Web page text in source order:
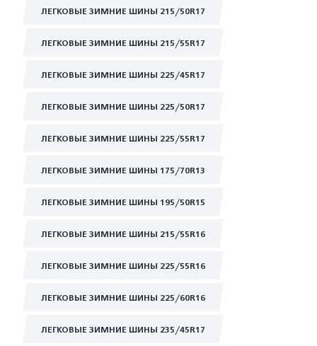
ЛЕГКОВЫЕ ЗИМНИЕ ШИНЫ 215/50R17
ЛЕГКОВЫЕ ЗИМНИЕ ШИНЫ 215/55R17
ЛЕГКОВЫЕ ЗИМНИЕ ШИНЫ 225/45R17
ЛЕГКОВЫЕ ЗИМНИЕ ШИНЫ 225/50R17
ЛЕГКОВЫЕ ЗИМНИЕ ШИНЫ 225/55R17
ЛЕГКОВЫЕ ЗИМНИЕ ШИНЫ 175/70R13
ЛЕГКОВЫЕ ЗИМНИЕ ШИНЫ 195/50R15
ЛЕГКОВЫЕ ЗИМНИЕ ШИНЫ 215/55R16
ЛЕГКОВЫЕ ЗИМНИЕ ШИНЫ 225/55R16
ЛЕГКОВЫЕ ЗИМНИЕ ШИНЫ 225/60R16
ЛЕГКОВЫЕ ЗИМНИЕ ШИНЫ 235/45R17